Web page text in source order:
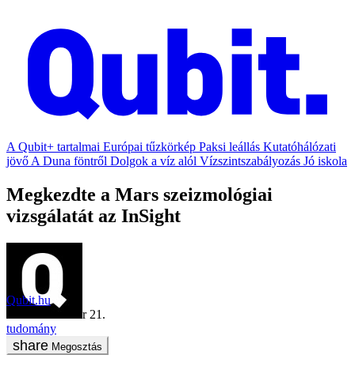
A Qubit+ tartalmai Európai tűzkörkép Paksi leállás Kutatóhálózati
jövő A Duna föntről Dolgok a víz alól Vízszintszabályozás Jó iskola
Megkezdte a Mars szeizmológiai
vizsgálatát az InSight
Qubit.hu
2018. december 21.
tudomány
Megosztás